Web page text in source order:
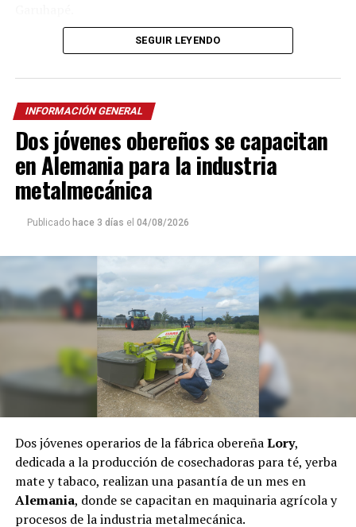
Además, la Asociación Trabajadores del Estado (ATE),
punto de recolecciónde lunes a viernes en horario
matutino y vespertino.
Según confirmó el cacique,durante el desalojo no
solo fueron dañadas las casas, sino también los
cultivosintegrados por plantaciones de mandioca,
maíz, porotos y otros productos que garantizaban la
comunidad.
De esta manera, los defensores del monte, el agua y la
biodiversidad podrán ayudar a los integrantes de Puente
Quemado II, quienes desde sus orígenes conviven de
manera armónica con el medio ambiente y hoy son los
principales guardianes de la selva misionera.
El pasado jueves, el fiscalHéctor Simón
, a través de la
Fiscalía de Instrucción Uno de Puerto Rico dictaminó
dejar sin efecto eldesalojo,por lo que las familias
regresaron a la comunidad.
SEGUIR LEYENDO
INFORMACIÓN GENERAL
Dos jóvenes obereños se capacitan
en Alemania para la industria
metalmecánica
Publicado hace 3 días el 04/08/2026
Dos jóvenes operarios de la fábrica obereñaLory,
dedicada a la producción de cosechadoras para té, yerba
mate y tabaco, realizan una pasantía de un mes en
Alemania, donde se capacitan en maquinaria agrícola y
procesos de la industria metalmecánica.